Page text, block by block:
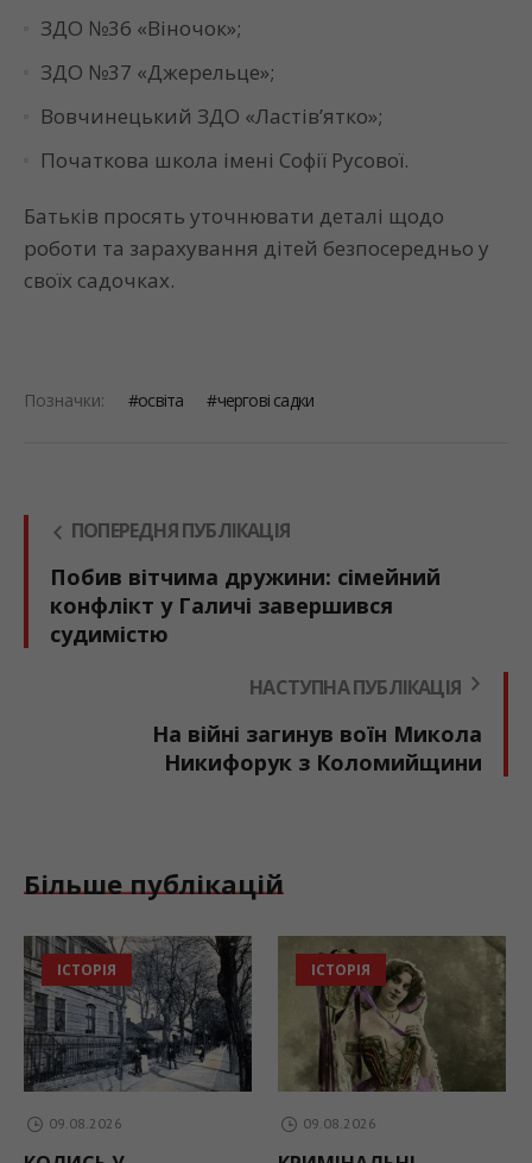
ЗДО №36 «Віночок»;
ЗДО №37 «Джерельце»;
Вовчинецький ЗДО «Ластів’ятко»;
Початкова школа імені Софії Русової.
Батьків просять уточнювати деталі щодо
роботи та зарахування дітей безпосередньо у
своїх садочках.
Позначки: освіта чергові садки
ПОПЕРЕДНЯ ПУБЛІКАЦІЯ
Побив вітчима дружини: сімейний
конфлікт у Галичі завершився
судимістю
НАСТУПНА ПУБЛІКАЦІЯ
На війні загинув воїн Микола
Никифорук з Коломийщини
Більше публікацій
ІСТОРІЯ
09.08.2026
ІСТОРІЯ
09.08.2026